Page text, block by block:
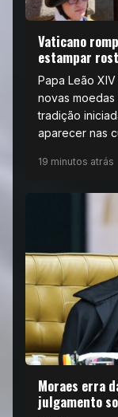
Vaticano
estampar
Papa Leão
novas
tradição
aparecer nas
19 minutos atrás
Moraes erra
julgamento